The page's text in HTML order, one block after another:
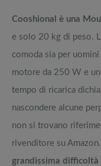
Cooshional è una
e solo 20 kg di peso.
comoda sia per
motore da 250 W e
tempo di ricarica
nascondere alcune
non si trovano
rivenditore su
grandissima